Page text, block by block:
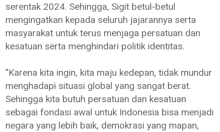
serentak 2024. Sehingga, Sigit betul-betul
mengingatkan kepada seluruh jajarannya serta
masyarakat untuk terus menjaga persatuan dan
kesatuan serta menghindari politik identitas.
"Karena kita ingin, kita maju kedepan, tidak mundur
menghadapi situasi global yang sangat berat.
Sehingga kita butuh persatuan dan kesatuan
sebagai fondasi awal untuk Indonesia bisa menjadi
negara yang lebih baik, demokrasi yang mapan,